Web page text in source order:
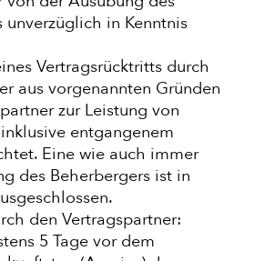
unverzüglich in Kenntnis
Vertragsrücktritts durch
aus vorgenannten Gründen
zur Leistung von
entgangenem
Eine wie auch immer
des Beherbergers ist in
den Vertragspartner:
5 Tage vor dem